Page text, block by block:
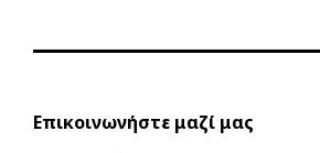
Επικοινωνήστε μαζί μας